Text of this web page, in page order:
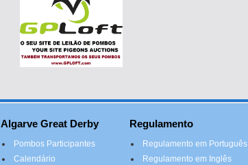
Algarve Great Derby
Pombos Participantes
Calendário
Regulamento
Regulamento em Português
Regulamento em Inglês